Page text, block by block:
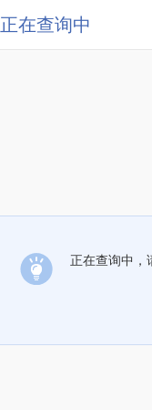
正在查询中
正在查询中，